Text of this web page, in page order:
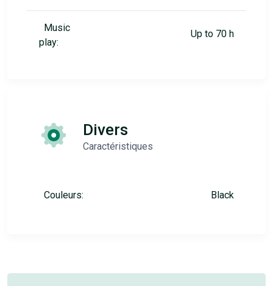
Music
play:
Up to 70 h
Divers
Caractéristiques
Couleurs: Black